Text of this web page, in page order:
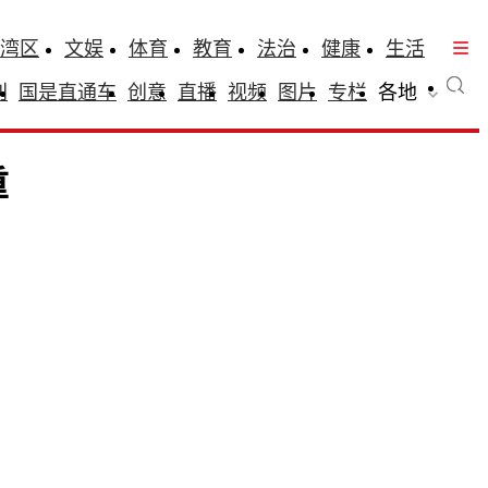
区 文娱 体育 教育 法治 健康
生活
国是直通车 创意 直播 视频 图片 专栏 各地